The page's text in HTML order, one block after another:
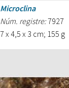
Microclina
Núm. registre:7927
7 x 4,5 x 3 cm; 155 g